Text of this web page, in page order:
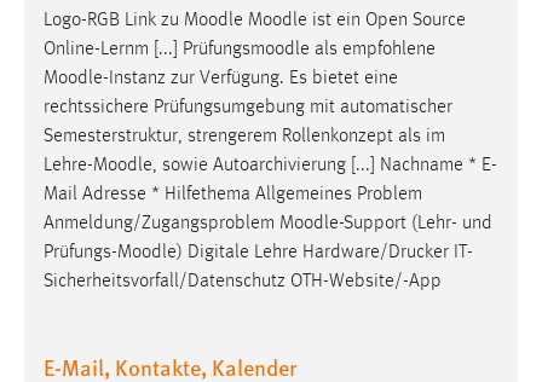
Logo-RGB Link zu Moodle Moodle ist ein Open Source
Online-Lernm [...] Prüfungsmoodle als empfohlene
Moodle-Instanz zur Verfügung. Es bietet eine
rechtssichere Prüfungsumgebung mit automatischer
Semesterstruktur, strengerem Rollenkonzept als im
Lehre-Moodle, sowie Autoarchivierung [...] Nachname * E-
Mail Adresse * Hilfethema Allgemeines Problem
Anmeldung/Zugangsproblem Moodle-Support (Lehr- und
Prüfungs-Moodle) Digitale Lehre Hardware/Drucker IT-
Sicherheitsvorfall/Datenschutz OTH-Website/-App
E-Mail, Kontakte, Kalender